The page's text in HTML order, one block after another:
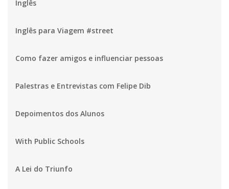
Inglês
Inglês para Viagem #street
Como fazer amigos e influenciar pessoas
Palestras e Entrevistas com Felipe Dib
Depoimentos dos Alunos
With Public Schools
A Lei do Triunfo